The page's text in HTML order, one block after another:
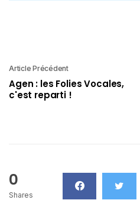
Article Précédent
Agen : les Folies Vocales,
c'est reparti !
0
Shares